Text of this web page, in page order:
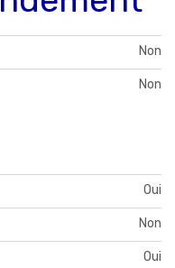
Non
Non
Oui
Non
Oui